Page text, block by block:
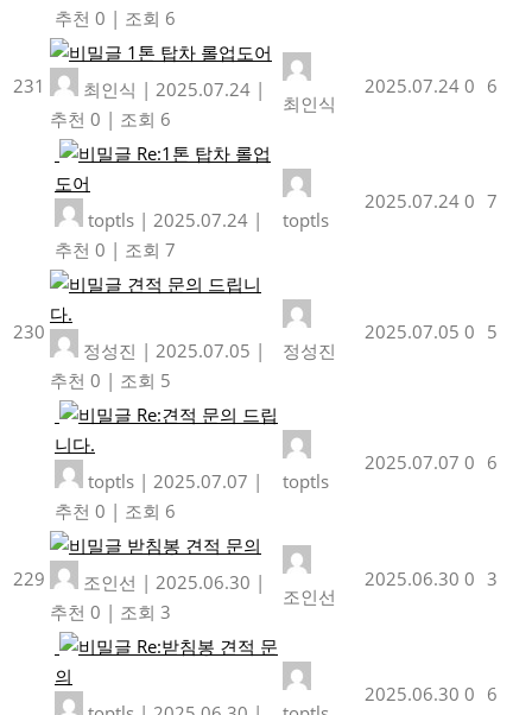
추천 0 | 조회 6
231
1톤 탑차 롤업도어
최인식 | 2025.07.24 |
추천 0 | 조회 6
최인식
2025.07.24 0 6
Re:1톤 탑차 롤업
도어
toptls | 2025.07.24 |
추천 0 | 조회 7
toptls
2025.07.24 0 7
230
견적 문의 드립니
다.
정성진 | 2025.07.05 |
추천 0 | 조회 5
정성진
2025.07.05 0 5
Re:견적 문의 드립
니다.
toptls | 2025.07.07 |
추천 0 | 조회 6
toptls
2025.07.07 0 6
229
받침봉 견적 문의
조인선 | 2025.06.30 |
추천 0 | 조회 3
조인선
2025.06.30 0 3
Re:받침봉 견적 문
의
2025.06.30 0 6